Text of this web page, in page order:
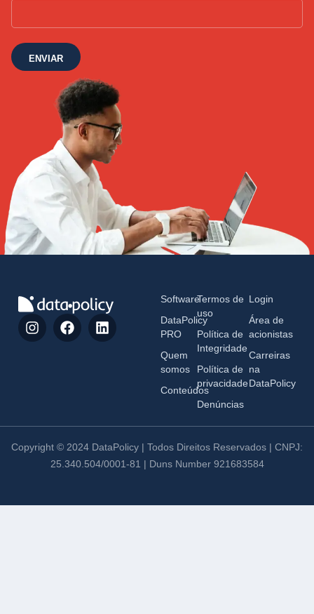
ENVIAR
Software
DataPolicy
PRO
Quem
somos
Conteúdos
Termos de
uso
Política de
Integridade
Política de
privacidade
Denúncias
Login
Área de
acionistas
Carreiras
na
DataPolicy
Copyright © 2024 DataPolicy | Todos Direitos Reservados | CNPJ:
25.340.504/0001-81 | Duns Number 921683584